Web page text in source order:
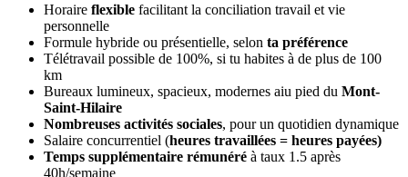
Horaire flexible facilitant la conciliation travail et vie
personnelle
Formule hybride ou présentielle, selon ta préférence
Télétravail possible de 100%, si tu habites à de plus de 100
km
Bureaux lumineux, spacieux, modernes aiu pied du Mont-
Saint-Hilaire
Nombreuses activités sociales, pour un quotidien dynamique
Salaire concurrentiel (heures travaillées = heures payées)
Temps supplémentaire rémunéré à taux 1.5 après
40h/semaine